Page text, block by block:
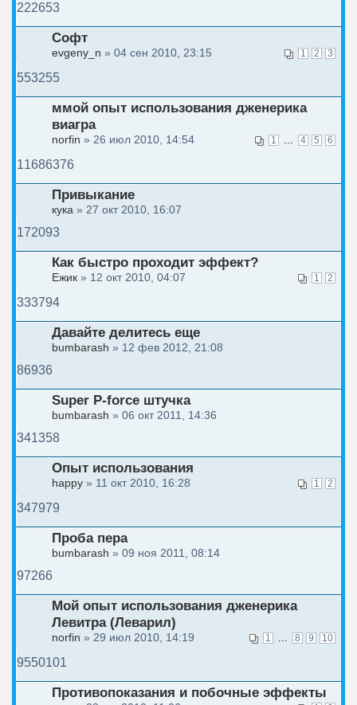
222653
Софт
1 2 3
evgeny_n » 04 сен 2010, 23:15
553255
ммой опыт использования дженерика
виагра
1 ... 4 5 6
norfin » 26 июл 2010, 14:54
11686376
Привыкание
кука » 27 окт 2010, 16:07
172093
Как быстро проходит эффект?
1 2
Ежик » 12 окт 2010, 04:07
333794
Давайте делитесь еще
bumbarash » 12 фев 2012, 21:08
86936
Super P-force штучка
bumbarash » 06 окт 2011, 14:36
341358
Опыт использования
1 2
happy » 11 окт 2010, 16:28
347979
Проба пера
bumbarash » 09 ноя 2011, 08:14
97266
Мой опыт использования дженерика
Левитра (Леварил)
1 ... 8 9 10
norfin » 29 июл 2010, 14:19
9550101
Противопоказания и побочные эффекты